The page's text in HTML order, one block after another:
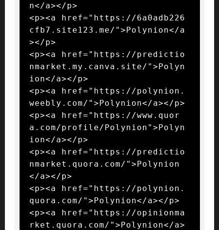
n</a></p>
<p><a href="https://6a0adb226
cfb7.site123.me/">Polynion</a
></p>
<p><a href="https://predictio
nmarket.my.canva.site/">Polyn
ion</a></p>
<p><a href="https://polynion.
weebly.com/">Polynion</a></p>
<p><a href="https://www.quor
a.com/profile/Polynion">Polyn
ion</a></p>
<p><a href="https://predictio
nmarket.quora.com/">Polynion
</a></p>
<p><a href="https://polynion.
quora.com/">Polynion</a></p>
<p><a href="https://opinionma
rket.quora.com/">Polynion</a>